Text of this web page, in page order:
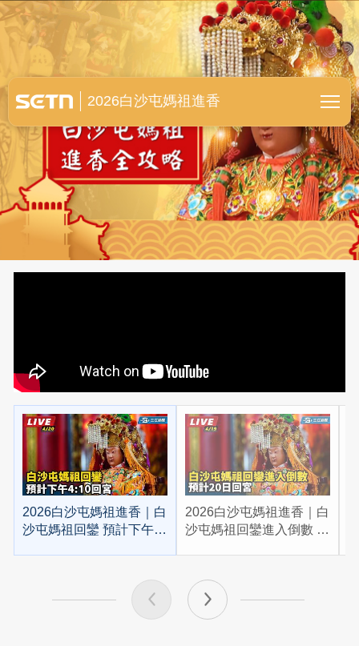
白沙屯媽祖進香全紀錄
2026白沙屯媽祖進香
2026白沙屯媽祖進香｜白
沙屯媽祖回鑾 預計下午
2026白沙屯媽祖進香｜白
沙屯媽祖回鑾進入倒數 預